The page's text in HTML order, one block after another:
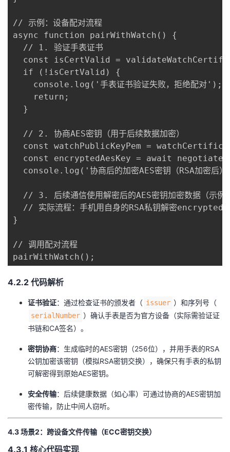
// 示例：设备配对流程
async function pairWithWatch() {
  // 1. 验证手表证书
const isCertValid =
  if (!isCertValid) {
    console.log('手表证书验证失败，拒绝配对');
    return;
  }
  // 2. 协商AES密钥（用于后续数据加密）
const watchPublicKeyPem =
const encryptedAesKey = await
console.log('协商后的加密AES密钥（RSA加密
// 3. 后续通信使用解密后的AES密钥加密数据（示例
// 实际流程：手机用自身的RSA私钥解密
}
// 调用配对流程
pairWithWatch();
​4.2.2 代码解析​
​证书验证​​：通过检查证书的颁发者（ issuer ）和序列号（
serialNumber ）确认手表是否为官方设备（实际需验证证
书链和CA签名）。
​密钥协商​​：生成临时的AES密钥（256位），并用手表的RSA
公钥加密该密钥（模拟RSA密钥交换），确保只有手表的私钥
可解密得到原始AES密钥。
​安全传输​​：后续健康数据（如心率）可通过协商的AES密钥加
密传输，防止中间人窃听。
​4.3 场景2：跨设备文件传输（ECC密钥交换）​
​4.3.1 核心代码实现​